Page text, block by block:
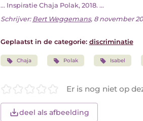
... Inspiratie Chaja Polak, 2018. ...
Schrijver: Bert Weggemans, 8 november
Geplaatst in de categorie: discriminatie
Chaja Polak Isabel
Er is nog niet op
deel als afbeelding